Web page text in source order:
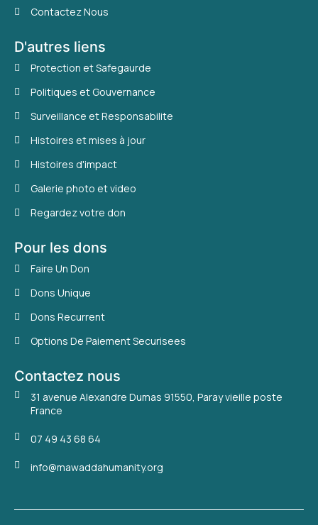
Contactez Nous
D'autres liens
Protection et Safegaurde
Politiques et Gouvernance
Surveillance et Responsabilite
Histoires et mises à jour
Histoires d'impact
Galerie photo et video
Regardez votre don
Pour les dons
Faire Un Don
Dons Unique
Dons Recurrent
Options De Paiement Securisees
Contactez nous
31 avenue Alexandre Dumas 91550, Paray vieille poste
France
07 49 43 68 64
info@mawaddahumanity.org